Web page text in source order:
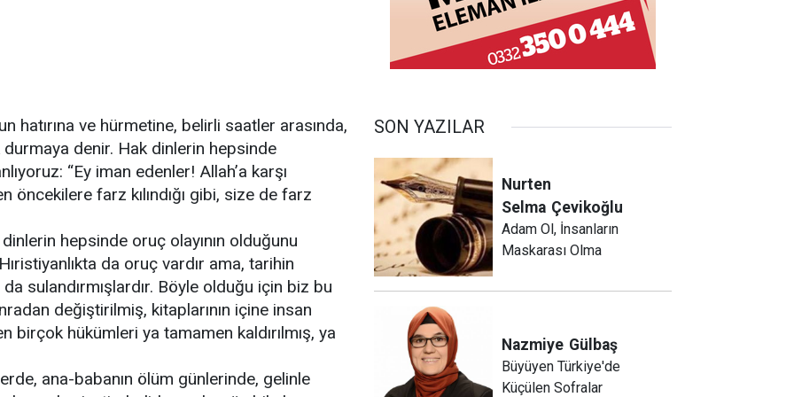
hatırına ve hürmetine, belirli saatler arasında,
denir. Hak dinlerin hepsinde
“Ey iman edenler! Allah’a karşı
öncekilere farz kılındığı gibi, size de farz
hepsinde oruç olayının olduğunu
da oruç vardır ama, tarihin
sulandırmışlardır. Böyle olduğu için biz bu
değiştirilmiş, kitaplarının içine insan
birçok hükümleri ya tamamen kaldırılmış, ya
ana-babanın ölüm günlerinde, gelinle
SON YAZILAR
Nurten
Selma Çevikoğlu
Adam Ol, İnsanların
Maskarası Olma
Nazmiye Gülbaş
Büyüyen Türkiye'de
Küçülen Sofralar